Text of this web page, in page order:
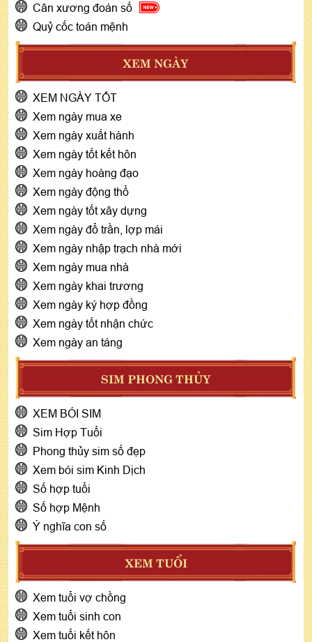
Cân xương đoán số
Quỷ cốc toán mệnh
XEM NGÀY
XEM NGÀY TỐT
Xem ngày mua xe
Xem ngày xuất hành
Xem ngày tốt kết hôn
Xem ngày hoàng đạo
Xem ngày động thổ
Xem ngày tốt xây dựng
Xem ngày đổ trần, lợp mái
Xem ngày nhập trạch nhà mới
Xem ngày mua nhà
Xem ngày khai trương
Xem ngày ký hợp đồng
Xem ngày tốt nhận chức
Xem ngày an táng
SIM PHONG THỦY
XEM BÓI SIM
Sim Hợp Tuổi
Phong thủy sim số đẹp
Xem bói sim Kinh Dịch
Số hợp tuổi
Số hợp Mệnh
Ý nghĩa con số
XEM TUỔI
Xem tuổi vợ chồng
Xem tuổi sinh con
Xem tuổi kết hôn